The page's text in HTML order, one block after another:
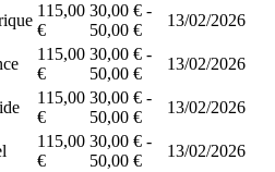
115,00
€
30,00 € -
50,00 €
13/02/2026
115,00
€
30,00 € -
50,00 €
13/02/2026
115,00
€
30,00 € -
50,00 €
13/02/2026
115,00
€
30,00 € -
50,00 €
13/02/2026